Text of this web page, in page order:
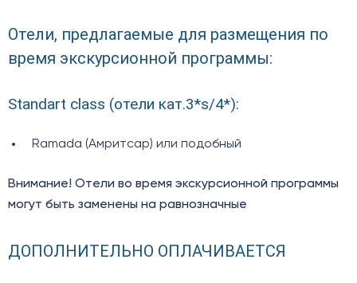
Отели, предлагаемые для размещения по
время экскурсионной программы:
Standart class (отели кат.3*s/4*):
Ramada (Амритсар) или подобный
Внимание! Отели во время экскурсионной программы
могут быть заменены на равнозначные
ДОПОЛНИТЕЛЬНО ОПЛАЧИВАЕТСЯ